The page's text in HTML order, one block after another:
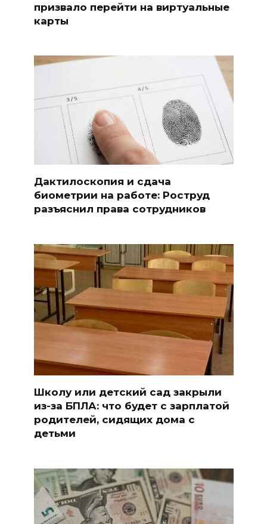
призвало перейти на виртуальные
карты
Дактилоскопия и сдача
биометрии на работе: Роструд
разъяснил права сотрудников
Школу или детский сад закрыли
из-за БПЛА: что будет с зарплатой
родителей, сидящих дома с
детьми